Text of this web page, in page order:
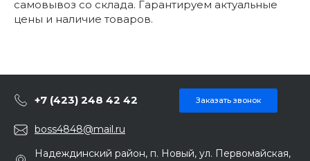
самовывоз со склада. Гарантируем актуальные
цены и наличие товаров.
+7 (423) 248 42 42 Заказать звонок
boss4848@mail.ru
Надеждинский район, п. Новый, ул. Первомайская,